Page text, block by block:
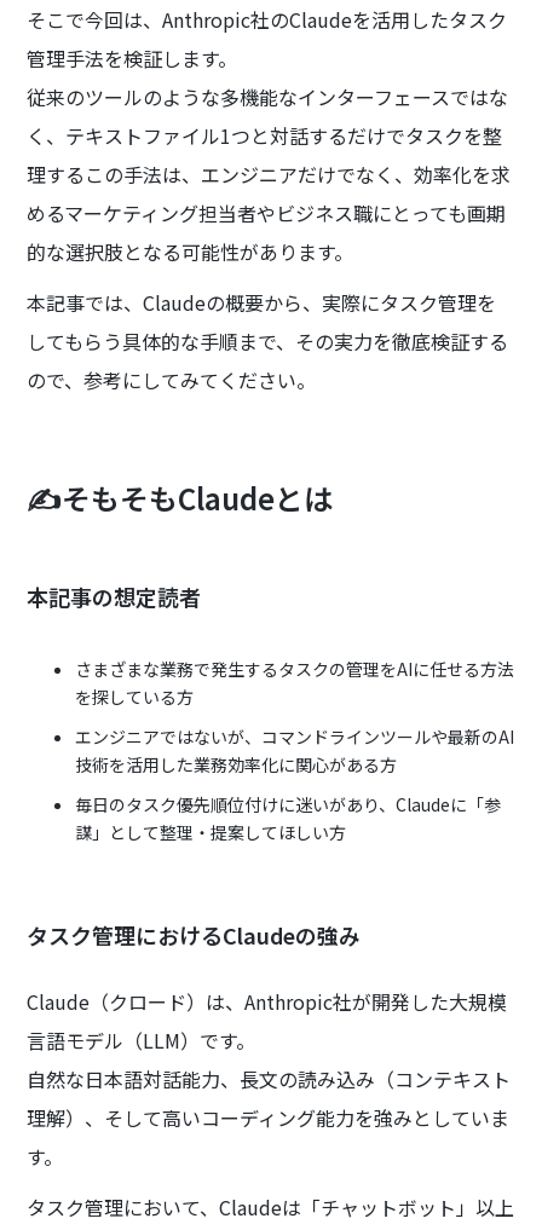
そこで今回は、Anthropic社のClaudeを活用したタスク
管理手法を検証します。
従来のツールのような多機能なインターフェースではな
く、テキストファイル1つと対話するだけでタスクを整
理するこの手法は、エンジニアだけでなく、効率化を求
めるマーケティング担当者やビジネス職にとっても画期
的な選択肢となる可能性があります。
本記事では、Claudeの概要から、実際にタスク管理を
してもらう具体的な手順まで、その実力を徹底検証する
ので、参考にしてみてください。
✍️そもそもClaudeとは
本記事の想定読者
さまざまな業務で発生するタスクの管理をAIに任せる方法
を探している方
エンジニアではないが、コマンドラインツールや最新のAI
技術を活用した業務効率化に関心がある方
毎日のタスク優先順位付けに迷いがあり、Claudeに「参
謀」として整理・提案してほしい方
タスク管理におけるClaudeの強み
Claude（クロード）は、Anthropic社が開発した大規模
言語モデル（LLM）です。
自然な日本語対話能力、長文の読み込み（コンテキスト
理解）、そして高いコーディング能力を強みとしていま
す。
タスク管理において、Claudeは「チャットボット」以上